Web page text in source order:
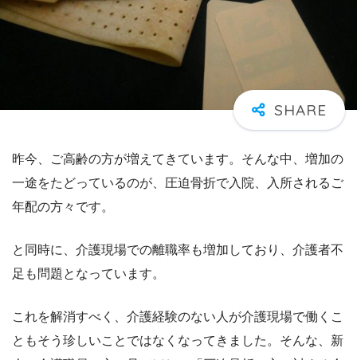
昨今、ご高齢の方が増えてきています。そんな中、増加の
一途をたどっているのが、圧迫骨折で入院、入所されるご
年配の方々です。
と同時に、介護現場での離職率も増加しており、介護者不
足も問題となっています。
これを解消すべく、介護経験のない人が介護現場で働くこ
ともそう珍しいことではなくなってきました。そんな、新